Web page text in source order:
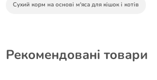
Сухий корм на основі м'яса для кішок і котів
Рекомендовані товари